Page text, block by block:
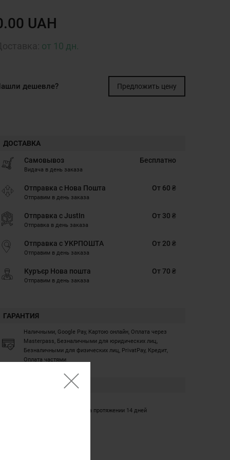
UAH
от 10 дн.
дешевле? Предложить цену
ДОСТАВКА
Самовывоз
Видача в день заказа
Бесплатно
Отправка с Нова Пошта
Отправим в день заказа
От 60 ₴
Отправка с JustIn
Отправка в день заказа
От 30 ₴
Отправка с УКРПОШТА
Отправим в день заказа
От 20 ₴
Куръєр Нова пошта
Отправим в день заказа
От 70 ₴
ГАРАНТИЯ
Наличными, Google Pay, Картою онлайн, Оплата через
Masterpass, Безналичными для юридических лиц,
Безналичными для физических лиц, PrivatPay, Кредит,
Оплата частями
Обмен/возврат товара на протяжении 14 дней